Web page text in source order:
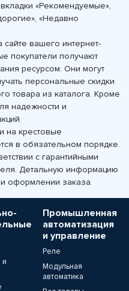
«Рекомендуемые»,
«Недавно
сайте вашего интернет-
покупатели получают
ресурсом. Они могут
персональные скидки
товара из каталога. Кроме
надежности и
на крестовые
в обязательном порядке.
с гарантийными
Детальную информацию
оформлении заказа.
и
Промышленная
автоматизация
и управление
Реле
Модульная
автоматика